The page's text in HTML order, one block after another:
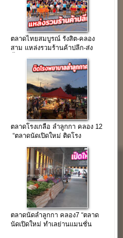
ตลาดไทยสมบูรณ์ รังสิต-คลอง
สาม แหล่งรวมร้านค้าปลีก-ส่ง
พื้นที่ค้าขายครบวงจร
ตลาดโรงเกลือ ลำลูกกา คลอง 12
“ตลาดนัดเปิดใหม่ ติดโรง
ตลาดนัดลำลูกกา คลอง7 “ตลาด
นัดเปิดใหม่ ทำเลย่านแมนชั่น